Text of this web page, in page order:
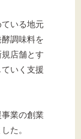
いる地元
調味料を
店舗とす
いく支援
業の創業
た。